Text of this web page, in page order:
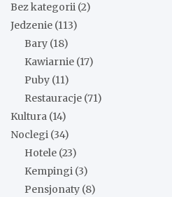
Bez kategorii (2)
Jedzenie (113)
Bary (18)
Kawiarnie (17)
Puby (11)
Restauracje (71)
Kultura (14)
Noclegi (34)
Hotele (23)
Kempingi (3)
Pensjonaty (8)